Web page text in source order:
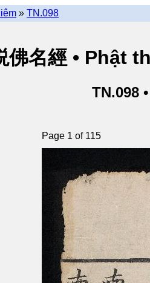
» TN.098
佛名經 • Phật
TN.098
Page 1 of 115